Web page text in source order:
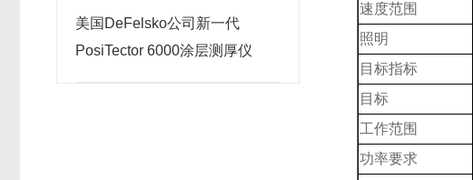
美国DeFelsko公司新一代
PosiTector 6000涂层测厚仪
速度范围
照明
目标指标
目标
工作范围
功率要求